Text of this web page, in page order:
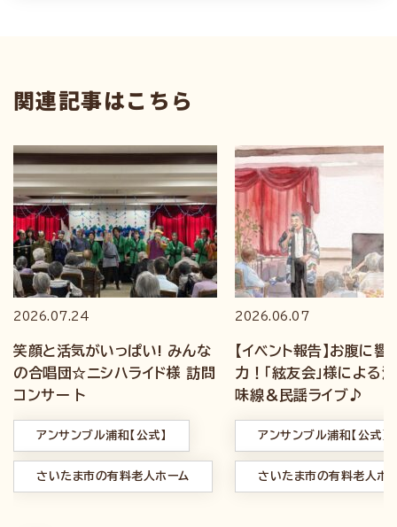
関連記事はこちら
2026.07.24
笑顔と活気がいっぱい! みんな
の合唱団☆ニシハライド様 訪問
コンサー ト
アンサンブル浦和【公式】
さいたま市の有料老人ホーム
2026.06.07
【イベント報告】お腹に響
力！「絃友会」様による
味線＆民謡ライブ♪
アンサンブル浦和【公式】
さいたま市の有料老人ホ